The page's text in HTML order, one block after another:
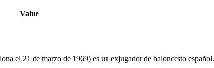
Value
el 21 de marzo de 1969)​ es un exjugador de baloncesto español.